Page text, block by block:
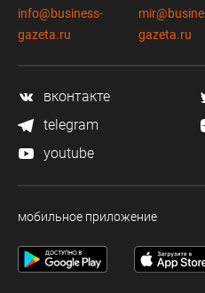
info@business-
gazeta.ru
gazeta.ru
вконтакте
telegram
youtube
мобильное приложение